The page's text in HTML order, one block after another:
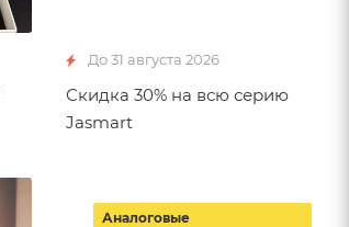
До 31 августа 2026
Скидка 30% на всю серию
Jasmart
Аналоговые